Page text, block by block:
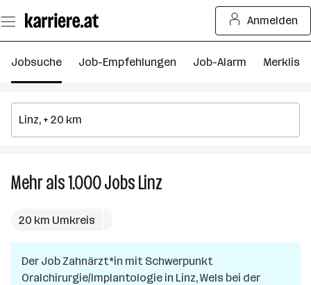
Seiteninhalt
springen
Anmelden
Jobsuche Job-Empfehlungen Job-Alarm Merkliste
Mehr als 1.000JobsLinz
in
Linz
20 km Umkreis
Der Job Zahnärzt*in mit Schwerpunkt
Oralchirurgie/Implantologie in Linz, Wels bei der